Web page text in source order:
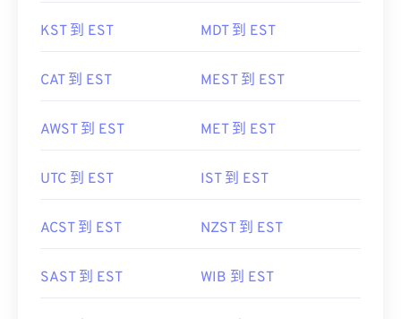
KST 到 EST MDT 到 EST
CAT 到 EST MEST 到 EST
AWST 到 EST MET 到 EST
UTC 到 EST IST 到 EST
ACST 到 EST NZST 到 EST
SAST 到 EST WIB 到 EST